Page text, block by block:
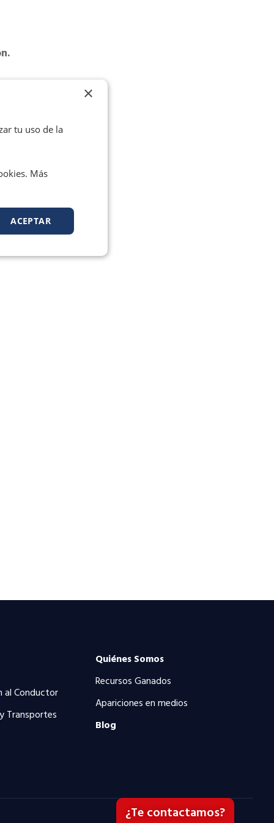
¿Te contactamos?
al Conductor
Transportes
Quiénes Somos
Recursos Ganados
Apariciones en medios
Blog
×
tu uso de la
Más
ACEPTAR